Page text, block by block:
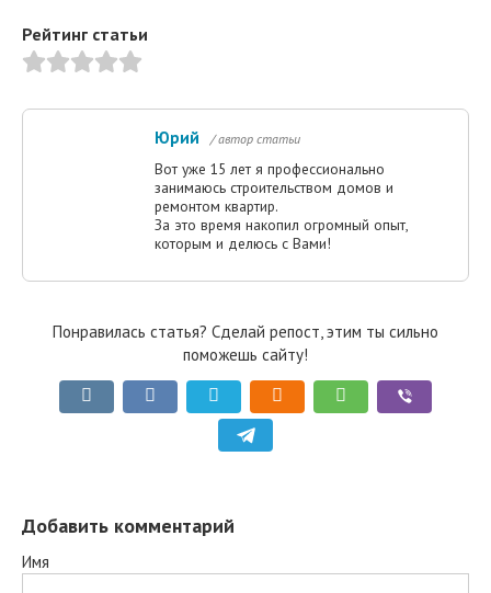
Рейтинг статьи
Юрий / автор статьи
Вот уже 15 лет я профессионально
занимаюсь строительством домов и
ремонтом квартир.
За это время накопил огромный опыт,
которым и делюсь с Вами!
Понравилась статья? Сделай репост, этим ты сильно
поможешь сайту!
Добавить комментарий
Имя